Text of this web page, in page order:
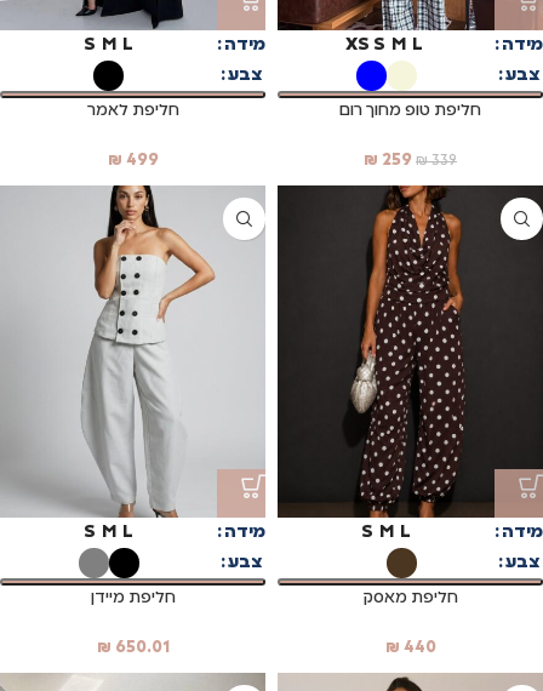
מידה L
M
S
XS
צבע
חליפת טופ מחוך רום
₪339
₪ 259
מידה L
M
S
צבע
חליפת לאמר
₪ 499
מידה L
M
S
צבע
חליפת מאסק
₪ 440
מידה L
M
S
צבע
חליפת מיידן
₪ 650.01